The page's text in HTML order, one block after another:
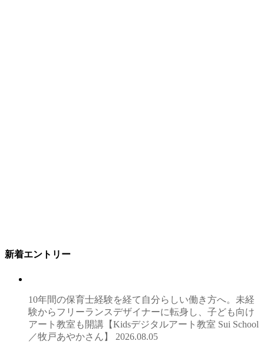
新着エントリー
10年間の保育士経験を経て自分らしい働き方へ。未経
験からフリーランスデザイナーに転身し、子ども向け
アート教室も開講【Kidsデジタルアート教室 Sui School
／牧戸あやかさん】 2026.08.05